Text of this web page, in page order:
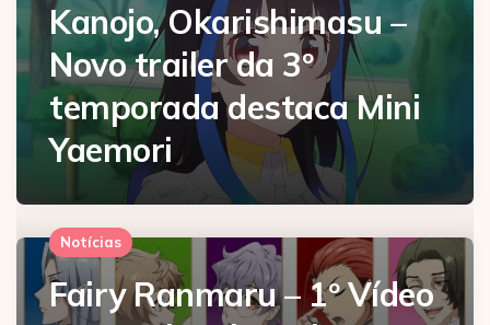
Kanojo, Okarishimasu –
Novo trailer da 3º
temporada destaca Mini
Yaemori
Notícias
Fairy Ranmaru – 1º Vídeo